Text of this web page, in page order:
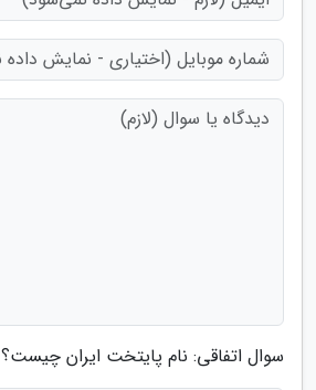
سوال اتفاقی: نام پایتخت ایران چیست؟